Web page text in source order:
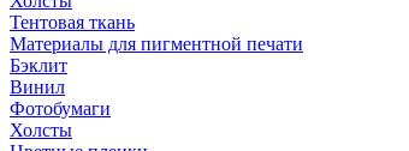
Тентовая ткань
Материалы для пигментной печати
Бэклит
Винил
Фотобумаги
Холсты